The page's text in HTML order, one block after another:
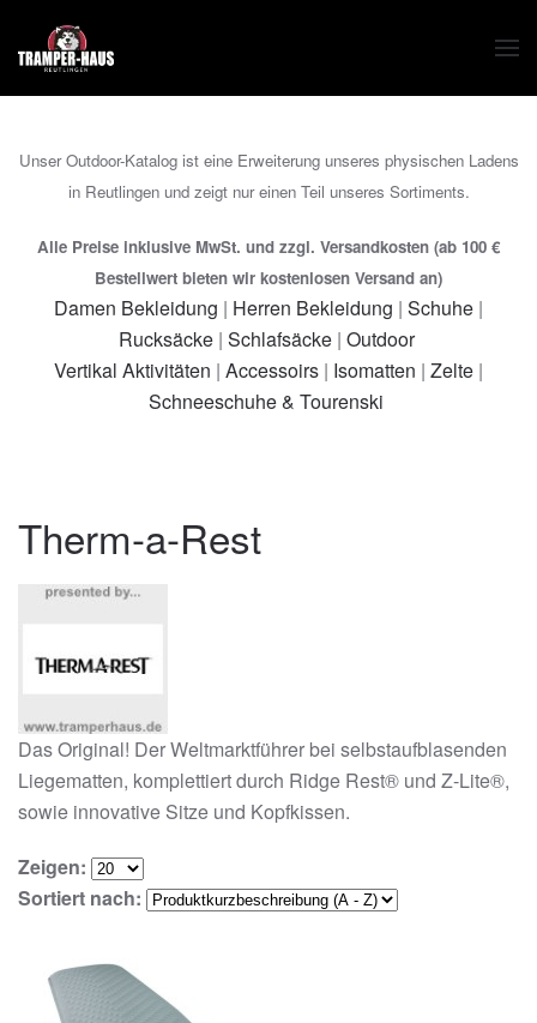
Zum Hauptinhalt springen
Unser Outdoor-Katalog ist eine Erweiterung unseres physischen Ladens
in Reutlingen und zeigt nur einen Teil unseres Sortiments.
Alle Preise inklusive MwSt. und zzgl. Versandkosten (ab 100 €
Bestellwert bieten wir kostenlosen Versand an)
Damen Bekleidung | Herren Bekleidung | Schuhe |
Rucksäcke| Schlafsäcke| Outdoor
Vertikal Aktivitäten | Accessoirs | Isomatten | Zelte |
Schneeschuhe & Tourenski
Therm-a-Rest
Das Original! Der Weltmarktführer bei selbstaufblasenden
Liegematten, komplettiert durch Ridge Rest® und Z-Lite®,
sowie innovative Sitze und Kopfkissen.
Zeigen:
Sortiert nach: